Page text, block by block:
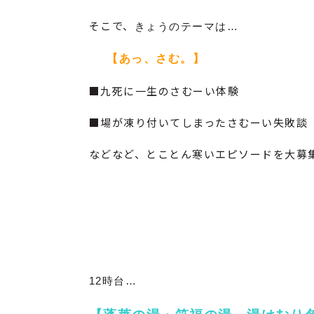
そこで、 きょうのテーマは…
【あっ、さむ。】
■九死に一生のさむーい体験
■場が凍り付いてしまったさむーい失敗談
などなど、とことん寒いエピソードを大
12時台…